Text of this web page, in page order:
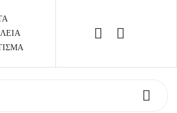
Call Support: 210 6857844